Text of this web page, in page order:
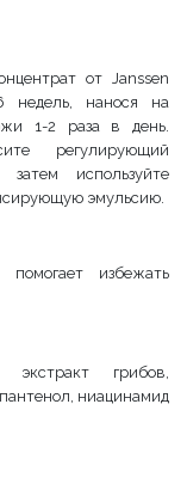
от Janssen
недель, нанося на
1-2 раза в день.
регулирующий
используйте
эмульсию.
избежать
экстракт грибов,
ниацинамид